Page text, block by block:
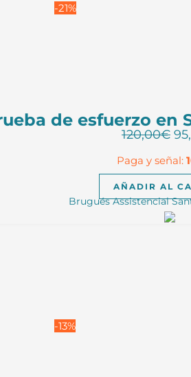
-21%
de esfuerzo en
120,00€ El
Paga y señal:
AÑADIR AL
Brugués Assistencial
-13%